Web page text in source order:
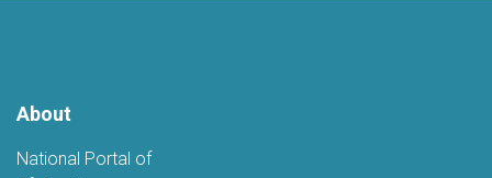
About
National Portal of